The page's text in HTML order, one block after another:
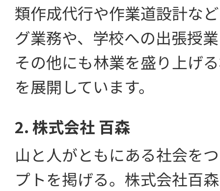
類作成代行や作業道設計な
グ業務や、学校への出張授
その他にも林業を盛り上げ
を展開しています。
2. 株式会社 百森
山と人がともにある社会を
プトを掲げる。株式会社百